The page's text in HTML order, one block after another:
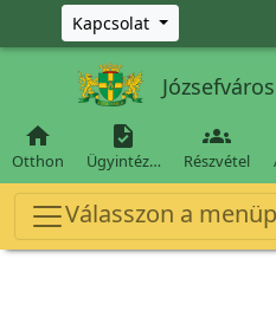
Ugrás a fő tartalomra
Kapcsolat

Otthon

Ügyintéz…

Részvétel
Válasszon a